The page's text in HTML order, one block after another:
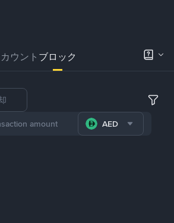
ウント ブロック
AED